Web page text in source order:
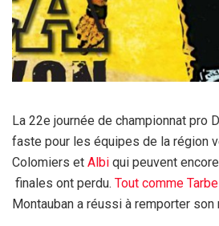
La 22e journée de championnat pro
faste pour les équipes de la région
Colomiers et Albi qui peuvent
finales ont perdu. Tout comme
Montauban a réussi à remporter son